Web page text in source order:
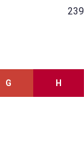
239
G H